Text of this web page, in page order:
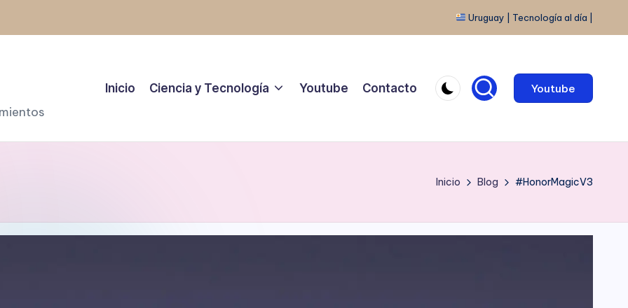
Uruguay | Tecnología al día |
Inicio Ciencia y Tecnología Youtube Contacto Youtube
Inicio Blog #HonorMagicV3